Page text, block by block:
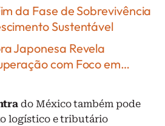
da Fase de Sobrevivência
Sustentável
Japonesa Revela
com Foco em…
do México também pode
logístico e tributário